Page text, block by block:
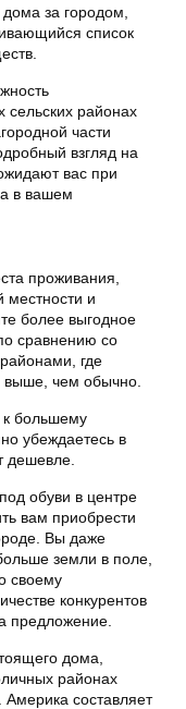
за городом,
список
сельских районах
части
взгляд на
вас при
в вашем
проживания,
местности и
более выгодное
сравнению со
где
выше, чем обычно.
к большему
убеждаетесь в
дешевле.
обуви в центре
вам приобрести
Вы даже
земли в поле,
своему
конкурентов
предложение.
дома,
районах
составляет